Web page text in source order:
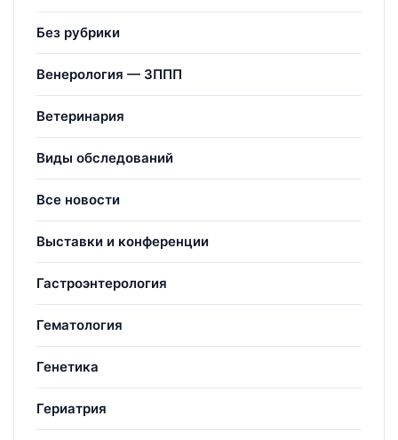
Без рубрики
Венерология — ЗППП
Ветеринария
Виды обследований
Все новости
Выставки и конференции
Гастроэнтерология
Гематология
Генетика
Гериатрия